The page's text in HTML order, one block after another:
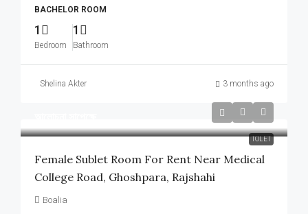
BACHELOR ROOM
1
Bedroom
1
Bathroom
Shelina Akter 3 months ago
TOLET
Female Sublet Room For Rent Near Medical
College Road, Ghoshpara, Rajshahi
Boalia